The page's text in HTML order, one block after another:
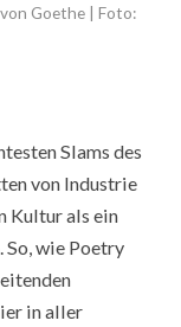
Goethe | Foto:
Slams des
von Industrie
Kultur als ein
So, wie Poetry
in aller